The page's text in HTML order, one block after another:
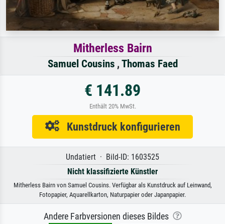
Mitherless Bairn
Samuel Cousins , Thomas Faed
€ 141.89
Enthält 20% MwSt.
Kunstdruck konfigurieren
Undatiert · Bild-ID: 1603525
Nicht klassifizierte Künstler
Mitherless Bairn von Samuel Cousins. Verfügbar als Kunstdruck auf Leinwand,
Fotopapier, Aquarellkarton, Naturpapier oder Japanpapier.
Andere Farbversionen dieses Bildes